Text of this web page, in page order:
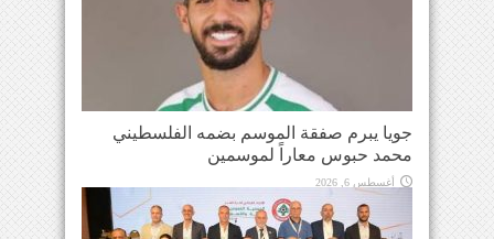
جويا يبرم صفقة الموسم بضمه الفلسطيني
محمد حبوس معاراً لموسمين
أغسطس 6, 2026